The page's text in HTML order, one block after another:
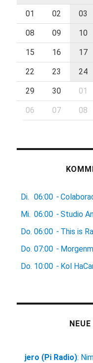
01 02 03
08 09 10
15 16 17
22 23 24
29 30 01
06 07 08
Di. 06:00 -
Mi. 06:00 - Studio
Do. 06:00 - This is
Do. 07:00 -
Do. 10:00 - Kol
jero (Pi Radio):